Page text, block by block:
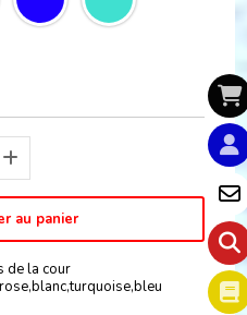
au panier
de la cour